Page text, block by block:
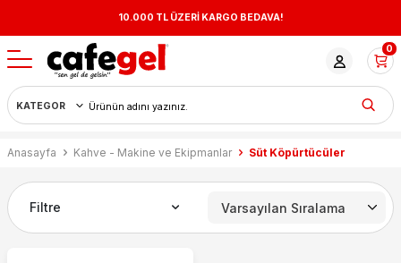
10.000 TL ÜZERİ KARGO BEDAVA!
0
Anasayfa Kahve - Makine ve Ekipmanlar Süt Köpürtücüler
Filtre